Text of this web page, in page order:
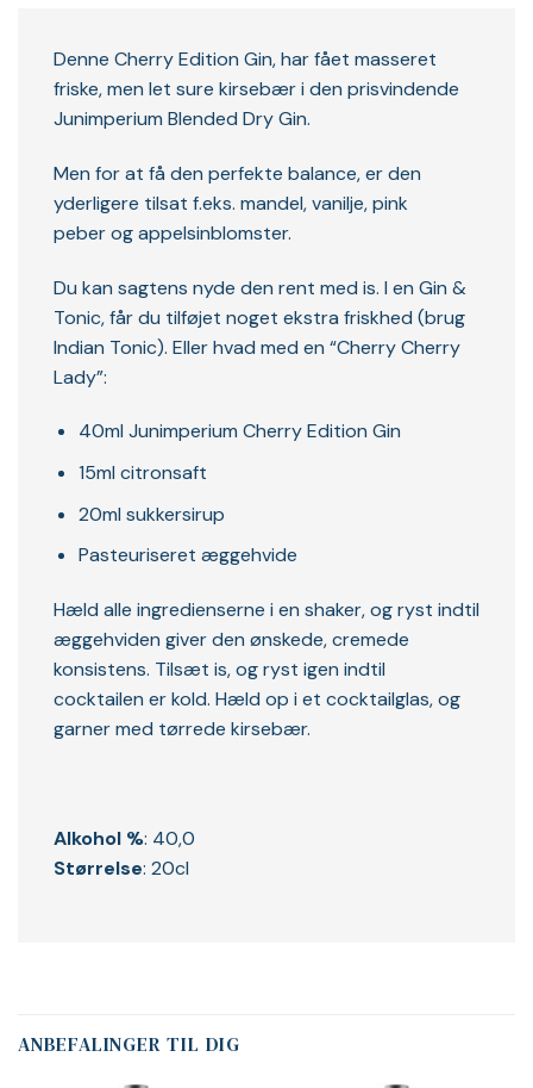
Denne Cherry Edition Gin, har fået masseret
friske, men let sure kirsebær i den prisvindende
Junimperium Blended Dry Gin.
Men for at få den perfekte balance, er den
yderligere tilsat f.eks. mandel, vanilje, pink
peber og appelsinblomster.
Du kan sagtens nyde den rent med is. I en Gin &
Tonic, får du tilføjet noget ekstra friskhed (brug
Indian Tonic). Eller hvad med en “Cherry Cherry
Lady”:
40ml Junimperium Cherry Edition Gin
15ml citronsaft
20ml sukkersirup
Pasteuriseret æggehvide
Hæld alle ingredienserne i en shaker, og ryst indtil
æggehviden giver den ønskede, cremede
konsistens. Tilsæt is, og ryst igen indtil
cocktailen er kold. Hæld op i et cocktailglas, og
garner med tørrede kirsebær.
Alkohol %: 40,0
Størrelse: 20cl
ANBEFALINGER TIL DIG